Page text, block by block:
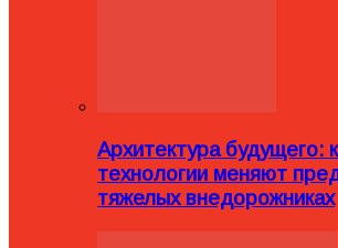
Архитектура будущего:
технологии меняют
тяжелых внедорожниках